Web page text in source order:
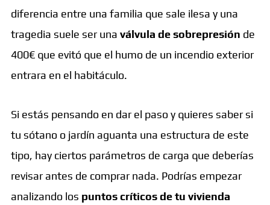
diferencia entre una familia que sale ilesa y una
tragedia suele ser una válvula de sobrepresión de
400€ que evitó que el humo de un incendio exterior
entrara en el habitáculo.
Si estás pensando en dar el paso y quieres saber si
tu sótano o jardín aguanta una estructura de este
tipo, hay ciertos parámetros de carga que deberías
revisar antes de comprar nada. Podrías empezar
analizando los puntos críticos de tu vivienda